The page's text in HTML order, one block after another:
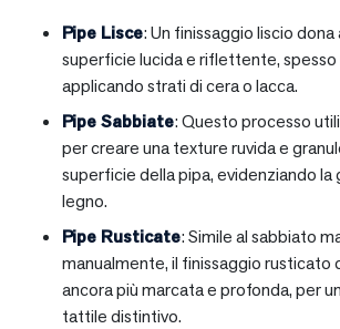
Pipe Lisce: Un finissaggio liscio dona
superficie lucida e riflettente,
applicando strati di cera o lacca.
Pipe Sabbiate: Questo processo
per creare una texture ruvida e
superficie della pipa, evidenziando la
legno.
Pipe Rusticate: Simile al sabbiato
manualmente, il finissaggio
ancora più marcata e profonda, per
tattile distintivo.